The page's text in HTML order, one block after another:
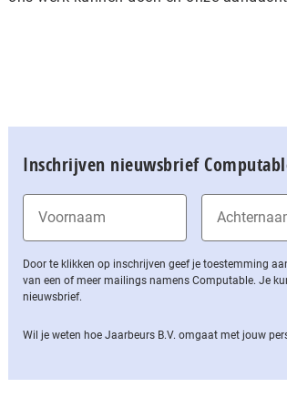
Inschrijven nieuwsbrief
Door te klikken op inschrijven geef je toestemming
van een of meer mailings namens Computable. Je
nieuwsbrief.
Wil je weten hoe Jaarbeurs B.V. omgaat met jouw